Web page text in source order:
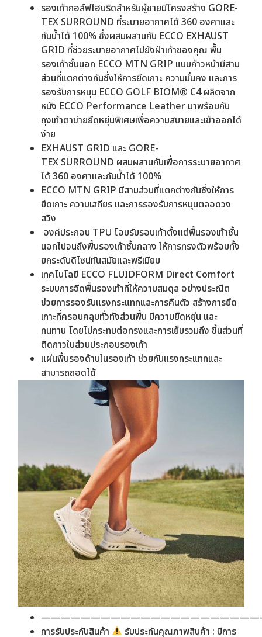
รองเท้ากอล์ฟไฮบริดสำหรับผู้ชายมีโครงสร้าง GORE-
TEX SURROUND ที่ระบายอากาศได้ 360 องศาและ
กันน้ำได้ 100% ซึ่งผสมผสานกับ ECCO EXHAUST
GRID ที่ช่วยระบายอากาศไปยังฝ่าเท้าของคุณ พื้น
รองเท้าชั้นนอก ECCO MTN GRIP แบบก้าวหน้ามีสาม
ส่วนที่แตกต่างกันซึ่งให้การยึดเกาะ ความมั่นคง และการ
รองรับการหมุน ECCO GOLF BIOM® C4 ผลิตจาก
หนัง ECCO Performance Leather มาพร้อมกับ
ถุงเท้าตาข่ายยืดหยุ่นพิเศษเพื่อความสบายและเข้าออกได้
ง่าย
EXHAUST GRID และ GORE-
TEX SURROUND ผสมผสานกันเพื่อการระบายอากาศ
ได้ 360 องศาและกันน้ำได้ 100%
ECCO MTN GRIP มีสามส่วนที่แตกต่างกันซึ่งให้การ
ยึดเกาะ ความเสถียร และการรองรับการหมุนตลอดวง
สวิง
องค์ประกอบ TPU โอบรับรอบเท้าตั้งแต่พื้นรองเท้าชั้น
นอกไปจนถึงพื้นรองเท้าชั้นกลาง ให้การทรงตัวพร้อมทั้ง
ยกระดับดีไซน์ทันสมัยและพรีเมียม
เทคโนโลยี ECCO FLUIDFORM Direct Comfort
ระบบการฉีดพื้นรองเท้าที่ให้ความสมดุล อย่างประณีต
ช่วยการรองรับแรงกระแทกและการคืนตัว สร้างการยึด
เกาะที่ครอบคลุมทั่วทังส่วนพื้น มีความยืดหยุ่น และ
ทนทาน โดยไม่กระทบต่อทรงและการเย็บรวมถึง ชิ้นส่วนที่
ติดกาวในส่วนประกอบรองเท้า
แผ่นพื้นรองด้านในรองเท้า ช่วยกันแรงกระแทกและ
สามารถถอดได้
การรับประกันสินค้า
รับประกันคุณภาพสินค้า : มีการ